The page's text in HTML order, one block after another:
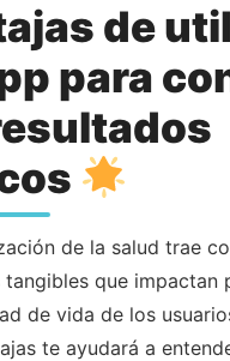
de
para
de la salud trae
tangibles que impactan
de vida de los
te ayudará a